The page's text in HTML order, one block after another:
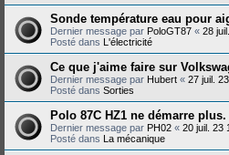
Sonde température eau pour
Dernier message par PoloGT87 « 28
Posté dans L'électricité
Ce que j'aime faire sur
Dernier message par Hubert « 27 juil.
Posté dans Sorties
Polo 87C HZ1 ne démarre plus.
Dernier message par PH02 « 20 juil. 23
Posté dans La mécanique